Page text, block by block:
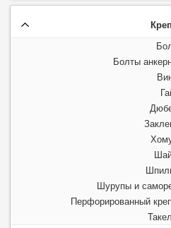
Болты
Шурупы и
Перфорированный